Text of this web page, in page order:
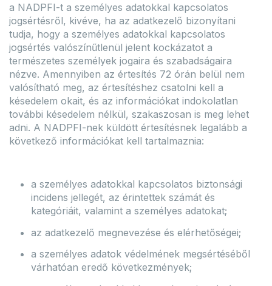
a NADPFI-t a személyes adatokkal kapcsolatos
jogsértésről, kivéve, ha az adatkezelő bizonyítani
tudja, hogy a személyes adatokkal kapcsolatos
jogsértés valószínűtlenül jelent kockázatot a
természetes személyek jogaira és szabadságaira
nézve. Amennyiben az értesítés 72 órán belül nem
valósítható meg, az értesítéshez csatolni kell a
késedelem okait, és az információkat indokolatlan
további késedelem nélkül, szakaszosan is meg lehet
adni. A NADPFI-nek küldött értesítésnek legalább a
következő információkat kell tartalmaznia:
a személyes adatokkal kapcsolatos biztonsági
incidens jellegét, az érintettek számát és
kategóriáit, valamint a személyes adatokat;
az adatkezelő megnevezése és elérhetőségei;
a személyes adatok védelmének megsértéséből
várhatóan eredő következmények;